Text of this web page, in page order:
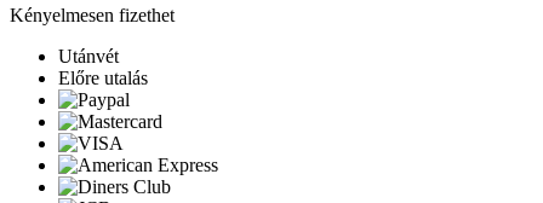
Kényelmesen fizethet
Utánvét
Előre utalás